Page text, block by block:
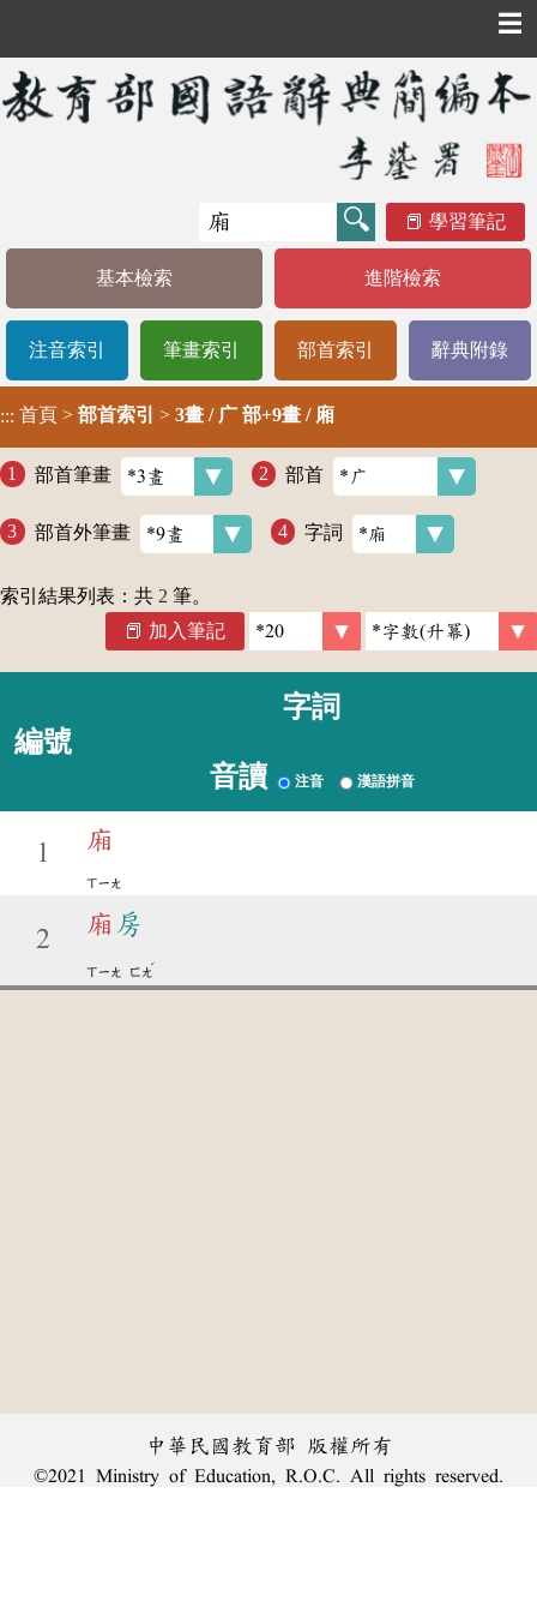
☰
學習筆記
基本檢索 進階檢索
注音索引 筆畫索引 部首索引 辭典附錄
::: 首頁 > 部首索引 > 3畫 / 广 部+9畫 / 廂
部首筆畫 部首
部首外筆畫 字詞
索引結果列表：共 2 筆。
加入筆記
編號
字詞
音讀 注音 漢語拼音
1 廂
ㄒㄧㄤ
2
廂 房
ㄒㄧㄤ ㄈㄤ
ˊ
中華民國教育部 版權所有
©2021 Ministry of Education, R.O.C. All rights reserved.